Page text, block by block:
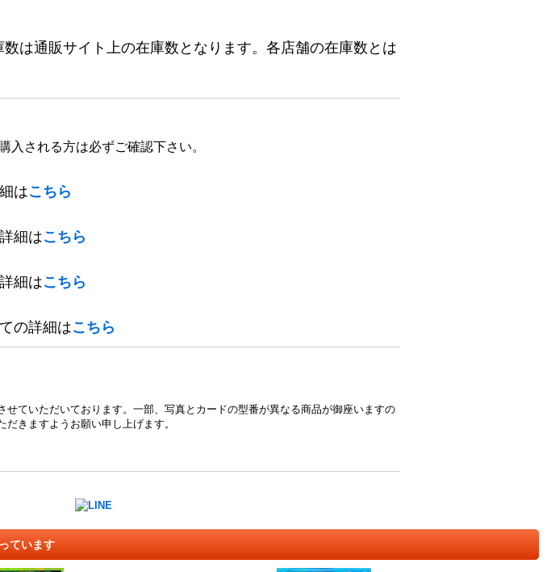
は通販サイト上の在庫数となります。各店舗の在庫数とは
入される方は必ずご確認下さい。
はこちら
細はこちら
細はこちら
の詳細はこちら
ていただいております。一部、写真とカードの型番が異なる商品が御座いますの
きますようお願い申し上げます。
ています